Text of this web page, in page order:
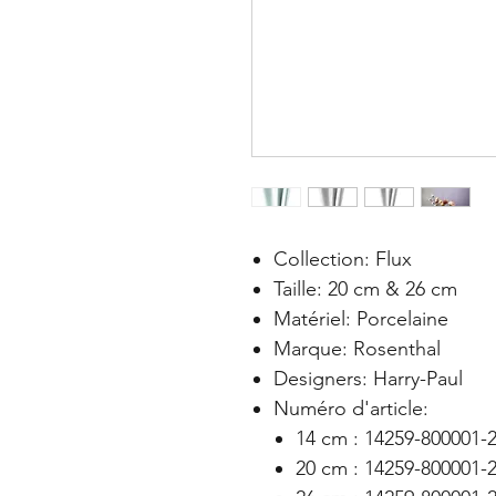
Collection: Flux
Taille: 20 cm & 26 cm
Matériel: Porcelaine
Marque: Rosenthal
Designers: Harry-Paul
Numéro d'article:
14 cm : 14259-800001-
20 cm : 14259-800001-